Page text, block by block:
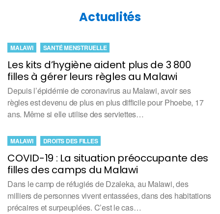
Actualités
Les kits d’hygiène aident plus de 3 800
filles à gérer leurs règles au Malawi
MALAWI SANTÉ MENSTRUELLE
Depuis l’épidémie de coronavirus au Malawi, avoir ses
règles est devenu de plus en plus difficile pour Phoebe, 17
ans. Même si elle utilise des serviettes…
COVID-19 : La situation préoccupante des
filles des camps du Malawi
MALAWI DROITS DES FILLES
Dans le camp de réfugiés de Dzaleka, au Malawi, des
milliers de personnes vivent entassées, dans des habitations
précaires et surpeuplées. C’est le cas…